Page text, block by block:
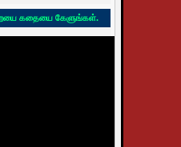
கதையை கேளுங்கள்.